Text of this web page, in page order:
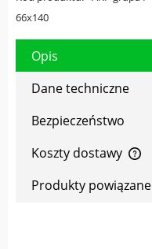
66x140
Opis
Dane techniczne
Bezpieczeństwo
Koszty dostawy
Produkty powiązane